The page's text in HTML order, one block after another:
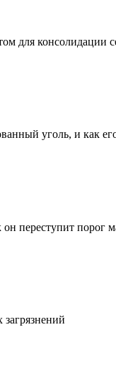
для консолидации
уголь, и как
переступит порог